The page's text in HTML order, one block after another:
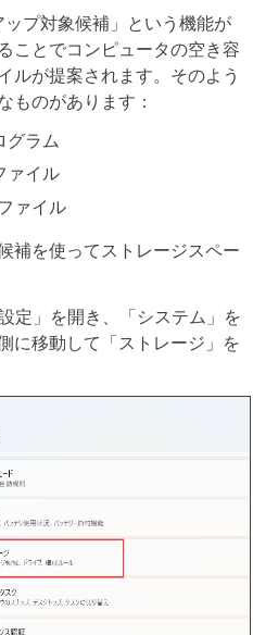
プ対象候補」という機能が
ことでコンピュータの空き容
ルが提案されます。そのよう
ものがあります：
グラム
ァイル
ァイル
補を使ってストレージスペー
定」を開き、「システム」を
に移動して「ストレージ」を